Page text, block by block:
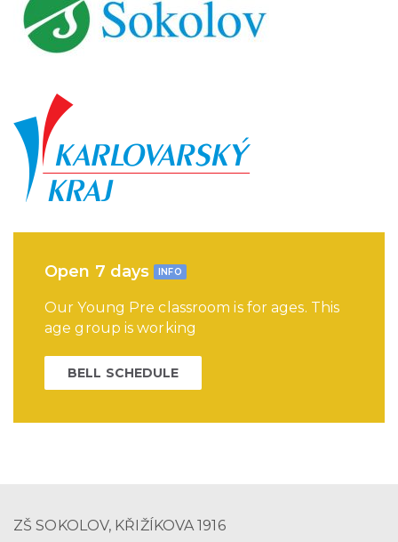
Open 7 days INFO
Our Young Pre classroom is for ages. This
age group is working
BELL SCHEDULE
ZŠ SOKOLOV, KŘIŽÍKOVA 1916